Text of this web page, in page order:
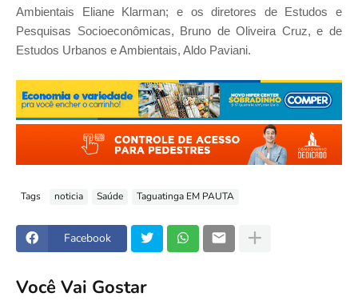
Ambientais Eliane Klarman; e os diretores de Estudos e
Pesquisas Socioeconômicas, Bruno de Oliveira Cruz, e de
Estudos Urbanos e Ambientais, Aldo Paviani.
Tags noticia Saúde Taguatinga EM PAUTA
Facebook
Você Vai Gostar